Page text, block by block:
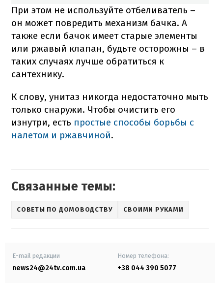
При этом не используйте отбеливатель –
он может повредить механизм бачка. А
также если бачок имеет старые элементы
или ржавый клапан, будьте осторожны – в
таких случаях лучше обратиться к
сантехнику.
К слову, унитаз никогда недостаточно мыть
только снаружи. Чтобы очистить его
изнутри, есть простые способы борьбы с
налетом и ржавчиной.
Связанные темы:
СОВЕТЫ ПО ДОМОВОДСТВУ СВОИМИ РУКАМИ
E-mail редакции
news24@24tv.com.ua
Номер телефона:
+38 044 390 5077